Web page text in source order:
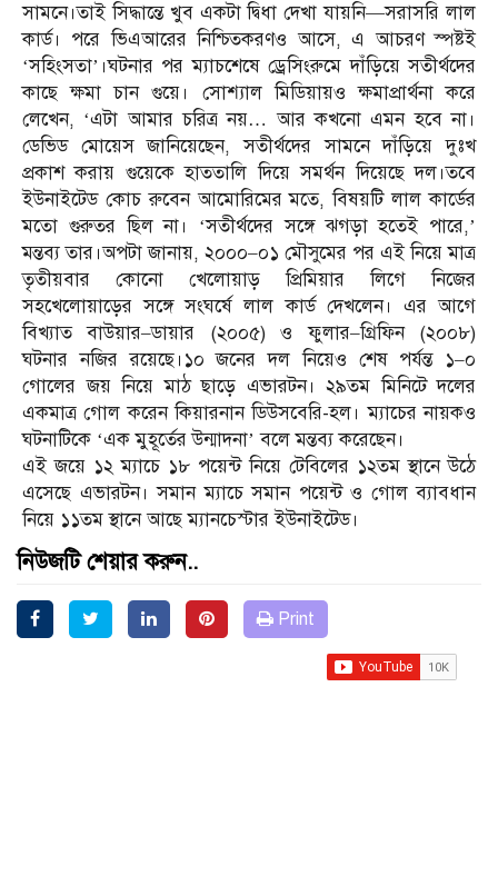
সামনে।তাই সিদ্ধান্তে খুব একটা দ্বিধা দেখা যায়নি—সরাসরি লাল
কার্ড। পরে ভিএআরের নিশ্চিতকরণও আসে, এ আচরণ স্পষ্টই
‘সহিংসতা’।ঘটনার পর ম্যাচশেষে ড্রেসিংরুমে দাঁড়িয়ে সতীর্থদের
কাছে ক্ষমা চান গুয়ে। সোশ্যাল মিডিয়ায়ও ক্ষমাপ্রার্থনা করে
লেখেন, ‘এটা আমার চরিত্র নয়… আর কখনো এমন হবে না।
ডেভিড মোয়েস জানিয়েছেন, সতীর্থদের সামনে দাঁড়িয়ে দুঃখ
প্রকাশ করায় গুয়েকে হাততালি দিয়ে সমর্থন দিয়েছে দল।তবে
ইউনাইটেড কোচ রুবেন আমোরিমের মতে, বিষয়টি লাল কার্ডের
মতো গুরুতর ছিল না। ‘সতীর্থদের সঙ্গে ঝগড়া হতেই পারে,’
মন্তব্য তার।অপটা জানায়, ২০০০–০১ মৌসুমের পর এই নিয়ে মাত্র
তৃতীয়বার কোনো খেলোয়াড় প্রিমিয়ার লিগে নিজের
সহখেলোয়াড়ের সঙ্গে সংঘর্ষে লাল কার্ড দেখলেন। এর আগে
বিখ্যাত বাউয়ার–ডায়ার (২০০৫) ও ফুলার–গ্রিফিন (২০০৮)
ঘটনার নজির রয়েছে।১০ জনের দল নিয়েও শেষ পর্যন্ত ১–০
গোলের জয় নিয়ে মাঠ ছাড়ে এভারটন। ২৯তম মিনিটে দলের
একমাত্র গোল করেন কিয়ারনান ডিউসবেরি-হল। ম্যাচের নায়কও
ঘটনাটিকে ‘এক মুহূর্তের উন্মাদনা’ বলে মন্তব্য করেছেন।
এই জয়ে ১২ ম্যাচে ১৮ পয়েন্ট নিয়ে টেবিলের ১২তম স্থানে উঠে
এসেছে এভারটন। সমান ম্যাচে সমান পয়েন্ট ও গোল ব্যাবধান
নিয়ে ১১তম স্থানে আছে ম্যানচেস্টার ইউনাইটেড।
নিউজটি শেয়ার করুন..
Print